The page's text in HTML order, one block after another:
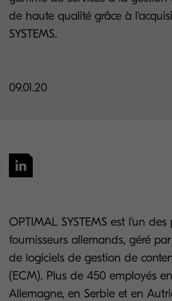
de haute qualité grâce à
SYSTEMS.
09.01.20
OPTIMAL SYSTEMS est l'un
fournisseurs allemands, géré
de logiciels de gestion de
(ECM). Plus de 450 employés
Allemagne, en Serbie et en